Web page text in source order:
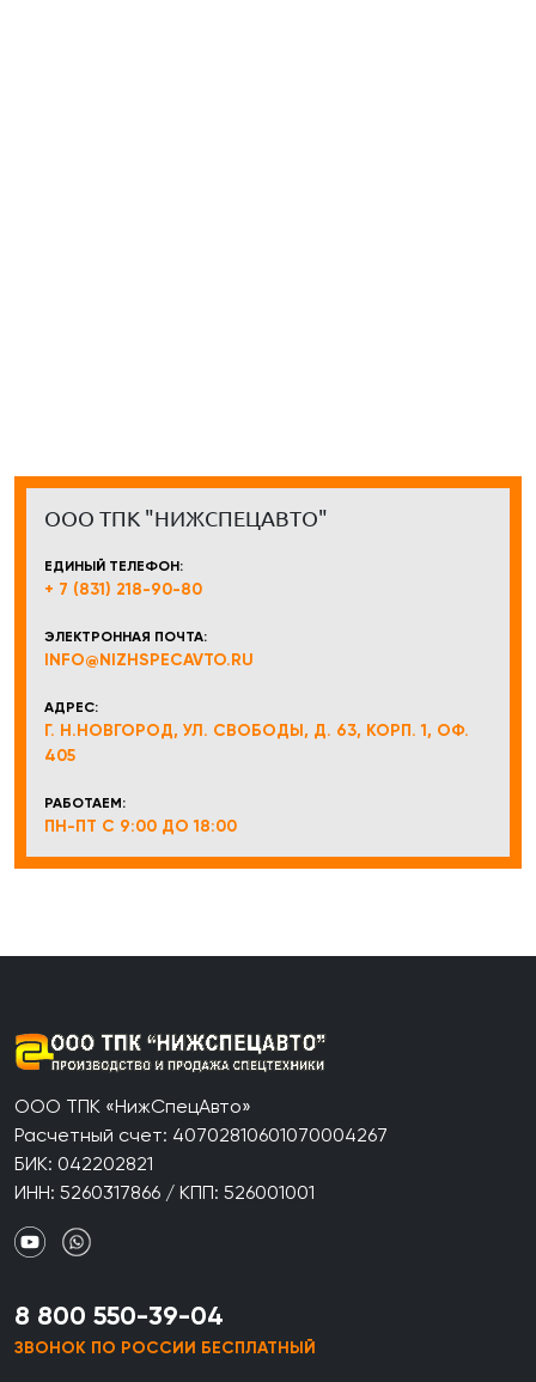
ООО ТПК "НИЖСПЕЦАВТО"
ЕДИНЫЙ ТЕЛЕФОН:
+ 7 (831) 218-90-80
ЭЛЕКТРОННАЯ ПОЧТА:
INFO@NIZHSPECAVTO.RU
АДРЕС:
Г. Н.НОВГОРОД, УЛ. СВОБОДЫ, Д. 63, КОРП. 1, ОФ.
405
РАБОТАЕМ:
ПН-ПТ С 9:00 ДО 18:00
ООО ТПК «НижСпецАвто»
Расчетный счет: 40702810601070004267
БИК: 042202821
ИНН: 5260317866 / КПП: 526001001
8 800 550-39-04
ЗВОНОК ПО РОССИИ БЕСПЛАТНЫЙ